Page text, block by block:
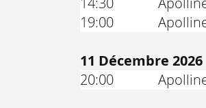
19:00
11 Décembre 2026
20:00